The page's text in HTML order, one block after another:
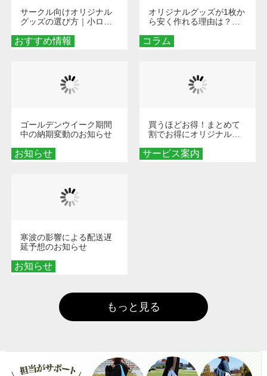
おすすめ情報
サークル向けオリジナル
グッズの選び方｜小ロッ
める秘訣
コラム
オリジナルグッズが1枚か
ら安く作れる理由は？オ
とメリットを解説
お知らせ
ゴールデンウイーク期間
中の納期変動のお知らせ
サービス案内
買うほどお得！まとめて
割でお得にオリジナルグ
お知らせ
寒波の影響による配送遅
延予想のお知らせ
もっと見る